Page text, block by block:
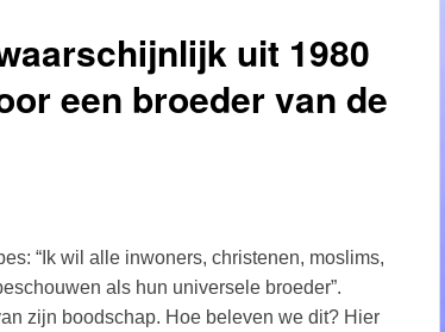
uit 1980
een broeder van de
“Ik wil alle inwoners, christenen, moslims,
als hun universele broeder”.
zijn boodschap. Hoe beleven we dit? Hier